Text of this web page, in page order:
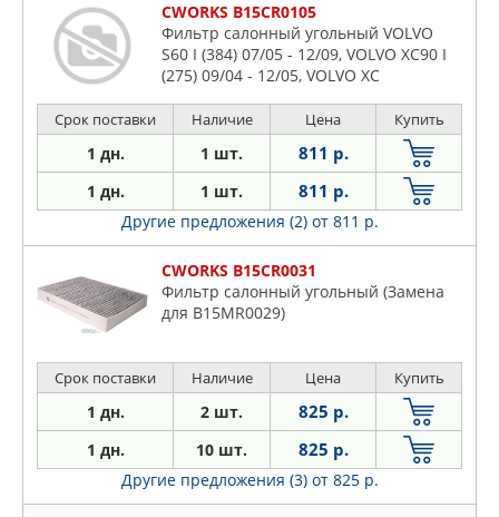
CWORKS B15CR0105
Фильтр салонный угольный VOLVO
S60 I (384) 07/05 - 12/09, VOLVO XC90 I
(275) 09/04 - 12/05, VOLVO XC
Срок поставки Наличие Цена Купить
1 дн. 1 шт. 811 р.
1 дн. 1 шт. 811 р.
Другие предложения (2) от 811 р.
CWORKS B15CR0031
Фильтр салонный угольный (Замена
для B15MR0029)
Срок поставки Наличие Цена Купить
1 дн. 2 шт. 825 р.
1 дн. 10 шт. 825 р.
Другие предложения (3) от 825 р.